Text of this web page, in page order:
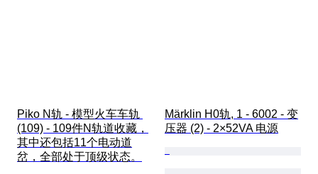
Piko N轨 - 模型火车车轨
(109) - 109件N轨道收藏，
其中还包括11个电动道
岔，全部处于顶级状态。
Märklin H0轨, 1 - 6002 - 变
压器 (2) - 2×52VA 电源